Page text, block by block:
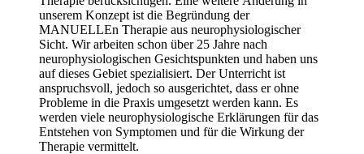
unserem Konzept ist die Begründung der
MANUELLEn Therapie aus neurophysiologischer
Sicht. Wir arbeiten schon über 25 Jahre nach
neurophysiologischen Gesichtspunkten und haben uns
auf dieses Gebiet spezialisiert. Der Unterricht ist
anspruchsvoll, jedoch so ausgerichtet, dass er ohne
Probleme in die Praxis umgesetzt werden kann. Es
werden viele neurophysiologische Erklärungen für das
Entstehen von Symptomen und für die Wirkung der
Therapie vermittelt.